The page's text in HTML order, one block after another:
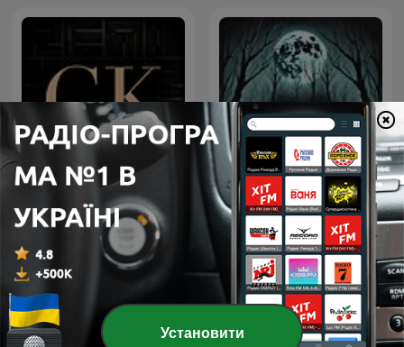
Слушаем книги... Horror Stories
Установити